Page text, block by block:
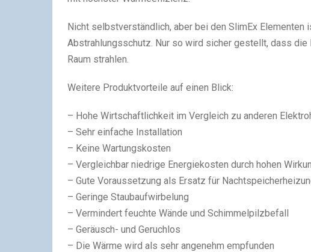
Nicht selbstverständlich, aber bei den SlimEx Elementen
Abstrahlungsschutz. Nur so wird sicher gestellt, dass die
Raum strahlen.
Weitere Produktvorteile auf einen Blick:
– Hohe Wirtschaftlichkeit im Vergleich zu anderen
– Sehr einfache Installation
– Keine Wartungskosten
– Vergleichbar niedrige Energiekosten durch hohen
– Gute Voraussetzung als Ersatz für
– Geringe Staubaufwirbelung
– Vermindert feuchte Wände und Schimmelpilzbefall
– Geräusch- und Geruchlos
– Die Wärme wird als sehr angenehm empfunden